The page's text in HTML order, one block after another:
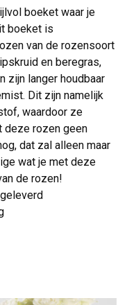
boeket waar je
boeket is
van de rozensoort
en beregras,
zijn langer houdbaar
Dit zijn namelijk
waardoor ze
deze rozen geen
dat zal alleen maar
wat je met deze
de rozen!